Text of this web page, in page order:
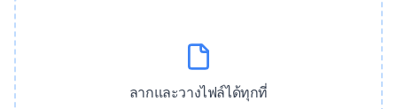
ลากและวางไฟล์ได้ทุกที่